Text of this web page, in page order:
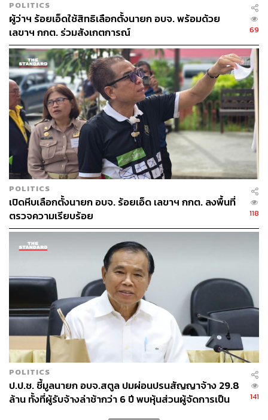
191
ABOUT THE AUTHOR
THE STANDARD TEAM
กองบรรณาธิการ THE STANDARD
ABOUT THE PHOTOGRAPHER
ฐานิส สุดโต
STANDARD
POLITICS
ผู้ว่าฯ ร้อยเอ็ดใช้สิทธิเลือกตั้งนายก อบจ. พร้อมด้วย
เลขาฯ กกต. ร่วมสังเกตการณ์
69
POLITICS
เปิดหีบเลือกตั้งนายก อบจ. ร้อยเอ็ด เลขาฯ กกต. ลงพื้นที่
ตรวจความเรียบร้อย
118
POLITICS
ป.ป.ช. ชี้มูลนายก อบจ.สตูล ปมผ่อนปรนสัญญาจ้าง 29.8
ล้าน ทั้งที่ผู้รับจ้างล่าช้ากว่า 6 ปี พบหุ้นส่วนผู้จัดการเป็น
141